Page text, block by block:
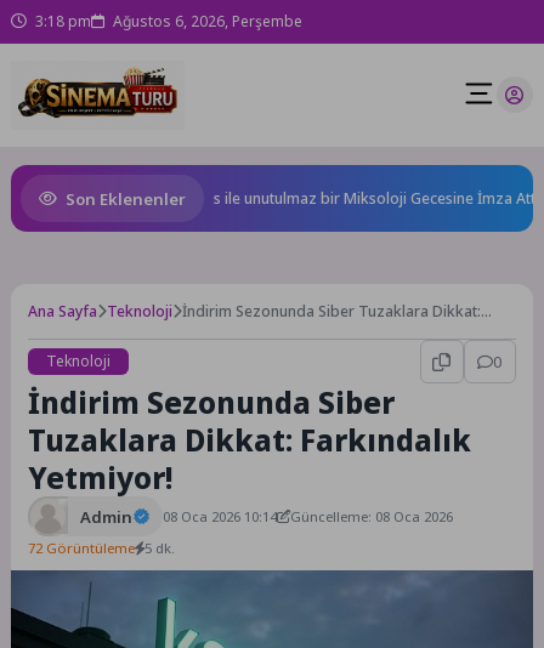
3:18 pm Ağustos 6, 2026, Perşembe
Son Eklenenler
Ödüllü bar Panda & Sons ile unutulmaz bir Miksoloji Gecesine İmza Attı
Ana Sayfa Teknoloji İndirim Sezonunda Siber Tuzaklara Dikkat:
Teknoloji
0
İndirim Sezonunda Siber
Tuzaklara Dikkat: Farkındalık
Yetmiyor!
Admin 08 Oca 2026 10:14
Güncelleme: 08 Oca 2026
72 Görüntüleme 5 dk.